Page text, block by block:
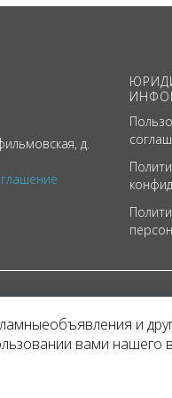
д.
и
вами нашего